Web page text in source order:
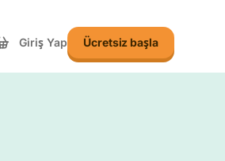
Giriş Yap Ücretsiz başla